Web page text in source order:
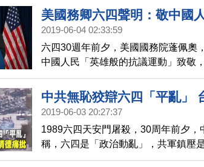
美國務卿六四聲明：敬中國
結
2019-06-04 02:33:59
六四30週年前夕，美國國務院蓬佩奧
中國人民「英雄般的抗議運動」致敬
激勵著人們；並譴責中國共產黨暴力
公開交代遇難或失踪者的情況。蓬佩
入國際體系而走向更加開放和寬容而
入獄的人士，來紀念六四30周年。
中共無恥狡辯六四「平亂」
2019-06-03 20:27:37
1989六四天安門屠殺，30周年前夕
稱，六四是「政治動亂」，共軍鎮壓
野立法委員，都痛批中共說法。賴清